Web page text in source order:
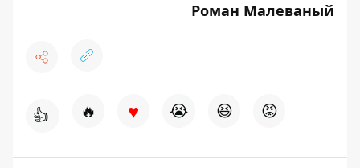
Роман Малеваный
👍 🔥 ♥ 😭 😆 😡